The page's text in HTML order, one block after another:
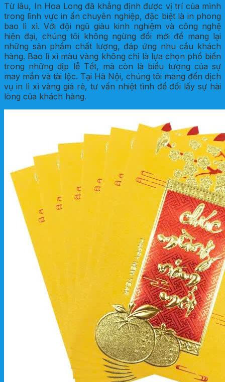
Từ lâu, In Hoa Long đã khẳng định được vị trí của mình
trong lĩnh vực in ấn chuyên nghiệp, đặc biệt là in phong
bao lì xì. Với đội ngũ giàu kinh nghiệm và công nghệ
hiện đại, chúng tôi không ngừng đổi mới để mang lại
những sản phẩm chất lượng, đáp ứng nhu cầu khách
hàng. Bao lì xì màu vàng không chỉ là lựa chọn phổ biến
trong những dịp lễ Tết, mà còn là biểu tượng của sự
may mắn và tài lộc. Tại Hà Nội, chúng tôi mang đến dịch
vụ in lì xì vàng giá rẻ, tư vấn nhiệt tình để đối lấy sự hài
lòng của khách hàng.